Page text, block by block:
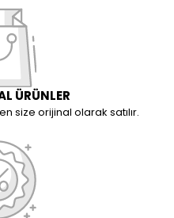
ÜRÜNLER
size orijinal olarak satılır.